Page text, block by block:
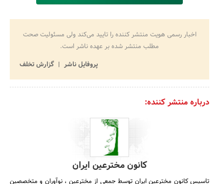
اخبار رسمی هویت منتشر کننده را تایید می‌کند ولی مسئولیت صحت
مطلب منتشر شده بر عهده ناشر است.
پروفایل ناشر
گزارش تخلف
درباره منتشر کننده:
کانون مخترعین ایران
تاسیس کانون مخترعین ایران توسط جمعی از مخترعین ، نوآوران و متخصصین